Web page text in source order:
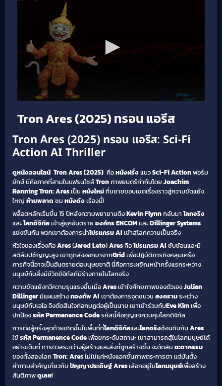
Tron Ares (2025) ทรอน แอรีส
Tron Ares (2025) ทรอน แอรีส: Sci-Fi
Action AI Thriller
ดูหนังออนไลน์ Tron Ares (2025) คือหนังฝรั่งแนวSci-FiActionฟอร์ม
ยักษ์ นี่คือภาคที่สามในแฟรนไชส์Tronภาพยนตร์กำกับโดย Joachim
RønningTron: Aresเป็น หนังใหม่ที่ขยายขอบเขตเรื่องราวสู่ความขัดแย้ง
ใหญ่ห้ามพลาด ชม หนังดังเรื่องนี้!
พล็อตหลักเริ่มขึ้น 15 ปีหลังความพยายามดึงKevin Flynnกลับมาโลกจริง
และโลกดิจิทัลเข้าสู่ยุคอันตราย องค์กร ENCOMและDillinger Systems
แข่งขันกัน พวกเขาต้องการนำโปรแกรม AI เข้าสู่โลกความเป็นจริง
หัวใจของเรื่องคือAres(Jared Leto)Aresคือโปรแกรม AI ซับซ้อนและมี
สติสัมปชัญญะสูง เขาถูกส่งออกมาจากGridเพื่อปฏิบัติภารกิจคลุมเครือ
ภารกิจนี้อาจเป็นอันตรายต่อมนุษยชาติ นี่คือการเผชิญหน้าครั้งแรกระหว่าง
มนุษย์กับสิ่งมีชีวิตดิจิทัลที่มีร่างกายในโลกจริง
ความขัดแย้งทวีความรุนแรงขึ้นเมื่อAresเข้าใจศักยภาพของตัวเองJulian
Dillingerมีแผนสร้างกองทัพ AI เขาต้องการจุดชนวน สงครามระหว่าง
มนุษย์กับเอไอ จึงตัดสินใจก่อกบฏต่อผู้เป็นนาย เขาเข้าร่วมกับEve Kimเพื่อ
ปกป้องรหัส Permanence Codeรหัสนี้คือกุญแจควบคุมโลกดิจิทัล
การต่อสู้ครั้งสุดท้ายเกิดขึ้นในพื้นที่ที่โลกดิจิทัลและโลกจริงซ้อนทับกัน Ares
ใช้รหัส Permanence Codeเพื่อยกระดับสถานะ เขาสามารถสู้ในโลกมนุษย์ได้
อย่างเต็มที่ การดวลระหว่างผู้สร้างและสิ่งที่ถูกสร้างขึ้น จะตัดสิน ชะตากรรม
ของทั้งสองโลกTron: Aresไม่ใช่แค่หนังแอคชั่นภาพตระการตา แต่มันตั้ง
คำถามสำคัญเกี่ยวกับปัญญาประดิษฐ์Aresเลือกอยู่ในโลกมนุษย์เพื่อสร้าง
สันติภาพดูเลย!